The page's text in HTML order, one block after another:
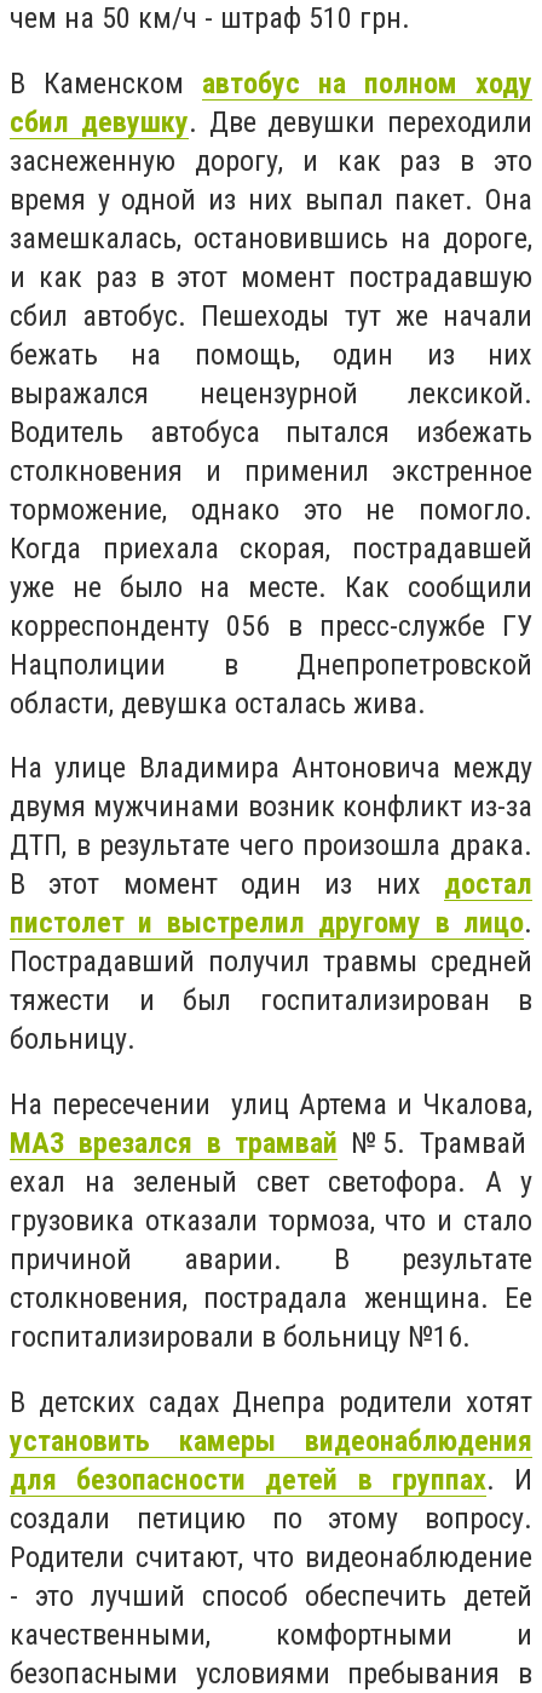
чем на 50 км/ч - штраф 510 грн.
В Каменском автобус на полном ходу
сбил девушку. Две девушки переходили
заснеженную дорогу, и как раз в это
время у одной из них выпал пакет. Она
замешкалась, остановившись на дороге,
и как раз в этот момент пострадавшую
сбил автобус. Пешеходы тут же начали
бежать на помощь, один из них
выражался нецензурной лексикой.
Водитель автобуса пытался избежать
столкновения и применил экстренное
торможение, однако это не помогло.
Когда приехала скорая, пострадавшей
уже не было на месте. Как сообщили
корреспонденту 056 в пресс-службе ГУ
Нацполиции в Днепропетровской
области, девушка осталась жива.
На улице Владимира Антоновича между
двумя мужчинами возник конфликт из-за
ДТП, в результате чего произошла драка.
В этот момент один из них достал
пистолет и выстрелил другому в лицо.
Пострадавший получил травмы средней
тяжести и был госпитализирован в
больницу.
На пересечении улиц Артема и Чкалова,
МАЗ врезался в трамвай №5. Трамвай
ехал на зеленый свет светофора. А у
грузовика отказали тормоза, что и стало
причиной аварии. В результате
столкновения, пострадала женщина. Ее
госпитализировали в больницу №16.
В детских садах Днепра родители хотят
установить камеры видеонаблюдения
для безопасности детей в группах. И
создали петицию по этому вопросу.
Родители считают, что видеонаблюдение
- это лучший способ обеспечить детей
качественными, комфортными и
безопасными условиями пребывания в